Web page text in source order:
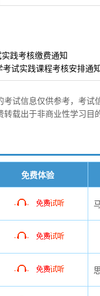
践考核缴费通知
试实践课程考核安排通
试信息仅供参考，考试
载出于非商业性学习
免费体验